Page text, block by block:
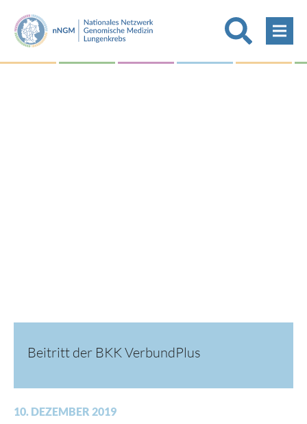
Beitritt der BKK VerbundPlus
10. DEZEMBER 2019